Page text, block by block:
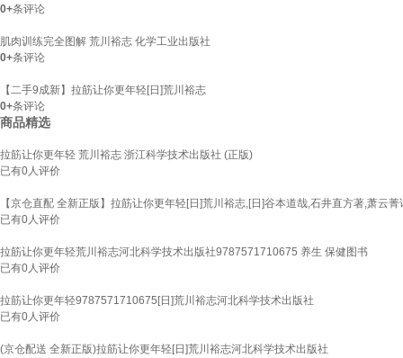
0+条评论
肌肉训练完全图解 荒川裕志 化学工业出版社
0+条评论
【二手9成新】拉筋让你更年轻[日]荒川裕志
0+条评论
商品精选
拉筋让你更年轻 荒川裕志 浙江科学技术出版社 (正版)
已有0人评价
【京仓直配 全新正版】拉筋让你更年轻[日]荒川裕志,[日]谷本道哉,石井直方著,萧云
已有0人评价
拉筋让你更年轻荒川裕志河北科学技术出版社9787571710675 养生 保健图书
已有0人评价
拉筋让你更年轻9787571710675[日]荒川裕志河北科学技术出版社
已有0人评价
(京仓配送 全新正版)拉筋让你更年轻[日]荒川裕志河北科学技术出版社